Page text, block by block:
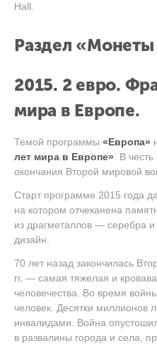
Hall.
Раздел
2015. 2 евро.
мира в Европе.
Темой программы «Европа»
лет мира в Европе» . В
окончания Второй мировой
Старт программе 2015 года
на котором отчеканена
из драгметаллов — серебра
дизайн.
70 лет назад закончилась
гг. — самая тяжелая и
человечества. Во время
человек. Десятки миллионов
инвалидами. Война
в развалины города и села,